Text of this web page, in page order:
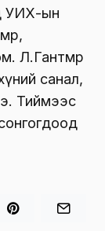
УИХ-ын
Л.Гантөмөр
санал,
Тиймээс